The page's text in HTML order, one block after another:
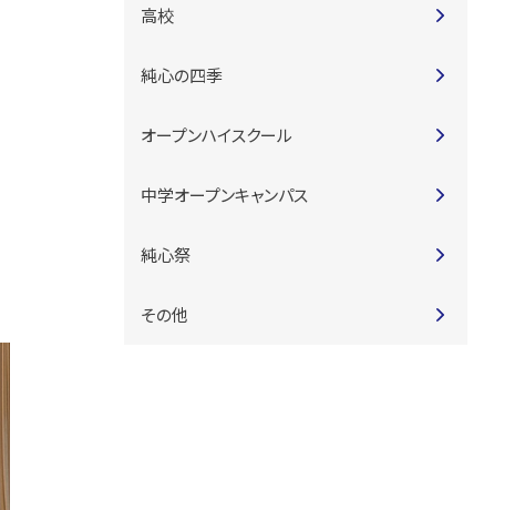
高校
純心の四季
オープンハイスクール
中学オープンキャンパス
純心祭
その他